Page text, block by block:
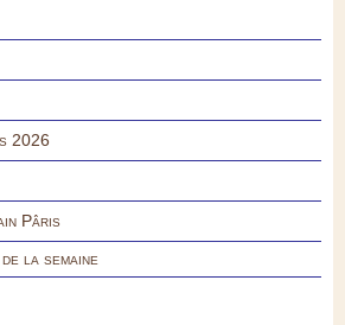
2026
Pâris
la semaine